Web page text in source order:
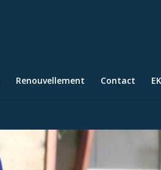
Renouvellement Contact